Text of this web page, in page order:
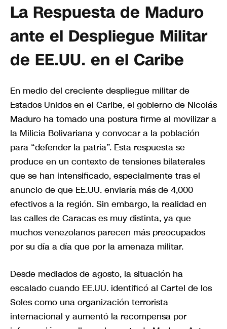
La Respuesta de Maduro
ante el Despliegue Militar
de EE.UU. en el Caribe
En medio del creciente despliegue militar de
Estados Unidos en el Caribe, el gobierno de Nicolás
Maduro ha tomado una postura firme al movilizar a
la Milicia Bolivariana y convocar a la población
para “defender la patria”. Esta respuesta se
produce en un contexto de tensiones bilaterales
que se han intensificado, especialmente tras el
anuncio de que EE.UU. enviaría más de 4,000
efectivos a la región. Sin embargo, la realidad en
las calles de Caracas es muy distinta, ya que
muchos venezolanos parecen más preocupados
por su día a día que por la amenaza militar.
Desde mediados de agosto, la situación ha
escalado cuando EE.UU. identificó al Cartel de los
Soles como una organización terrorista
internacional y aumentó la recompensa por